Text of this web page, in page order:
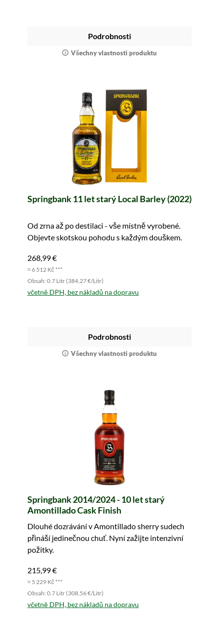
Podrobnosti
Všechny vlastnosti produktu
Springbank 11 let starý Local Barley (2022)
Od zrna až po destilaci - vše místně vyrobené.
Objevte skotskou pohodu s každým douškem.
268,99 €
≈ 6 512 Kč ***
Obsah: 0.7 Litr (384,27 €/Litr)
včetně DPH, bez nákladů na dopravu
Podrobnosti
Všechny vlastnosti produktu
Springbank 2014/2024 - 10 let starý
Amontillado Cask Finish
Dlouhé dozrávání v Amontillado sherry sudech
přináší jedinečnou chuť. Nyní zažijte intenzivní
požitky.
215,99 €
≈ 5 229 Kč ***
Obsah: 0.7 Litr (308,56 €/Litr)
včetně DPH, bez nákladů na dopravu